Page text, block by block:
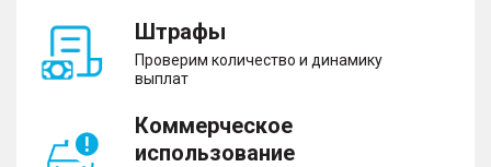
Штрафы
Проверим количество и динамику
выплат
Коммерческое
использование